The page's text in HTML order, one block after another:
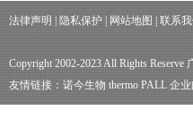
法律声明 隐私保护 网站地图 联系
Copyright 2002-2023 All Rights
友情链接： 诺今生物 thermo PALL 企